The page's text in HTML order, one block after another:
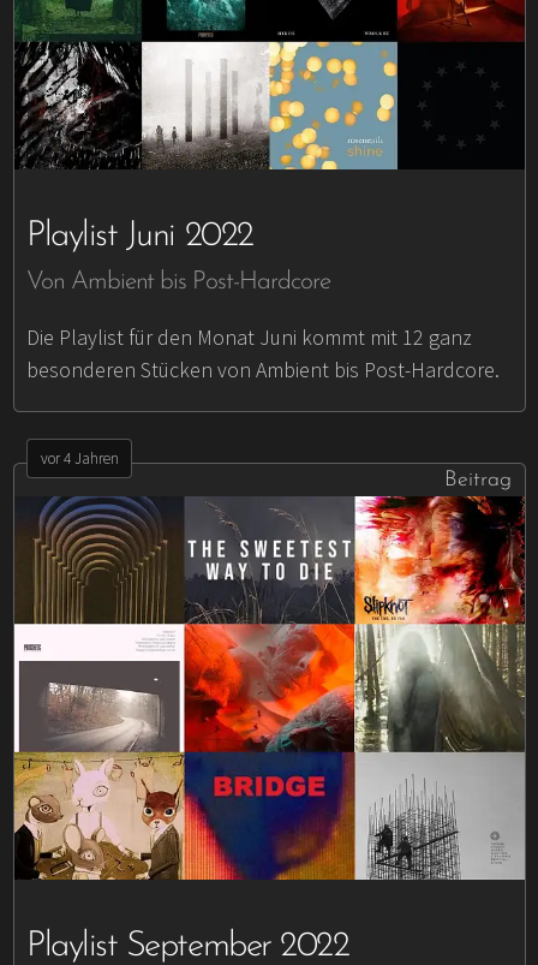
Playlist Juni 2022
Von Ambient bis Post-Hardcore
Die Playlist für den Monat Juni kommt mit 12 ganz
besonderen Stücken von Ambient bis Post-Hardcore.
vor 4 Jahren
Beitrag
Playlist September 2022